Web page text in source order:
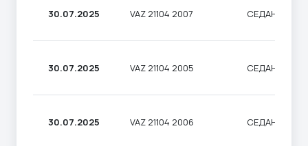
30.07.2025 VAZ 21104 2007 СЕДАН
30.07.2025 VAZ 21104 2005 СЕДАН
30.07.2025 VAZ 21104 2006 СЕДАН